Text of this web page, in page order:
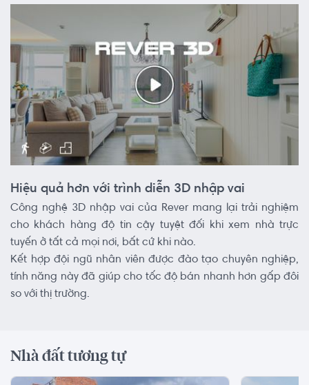
Hiệu quả hơn với trình diễn 3D nhập vai
Công nghệ 3D nhập vai của Rever mang lại trải nghiệm
cho khách hàng độ tin cậy tuyệt đối khi xem nhà trực
tuyến ở tất cả mọi nơi, bất cứ khi nào.
Kết hợp đội ngũ nhân viên được đào tạo chuyên nghiệp,
tính năng này đã giúp cho tốc độ bán nhanh hơn gấp đôi
so với thị trường.
Nhà đất tương tự